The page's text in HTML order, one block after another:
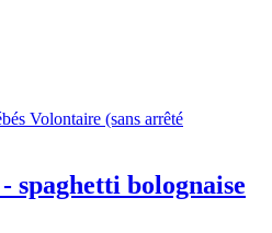
Volontaire (sans arrêté
spaghetti bolognaise